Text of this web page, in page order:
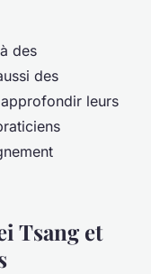
des
des
leurs
Tsang et